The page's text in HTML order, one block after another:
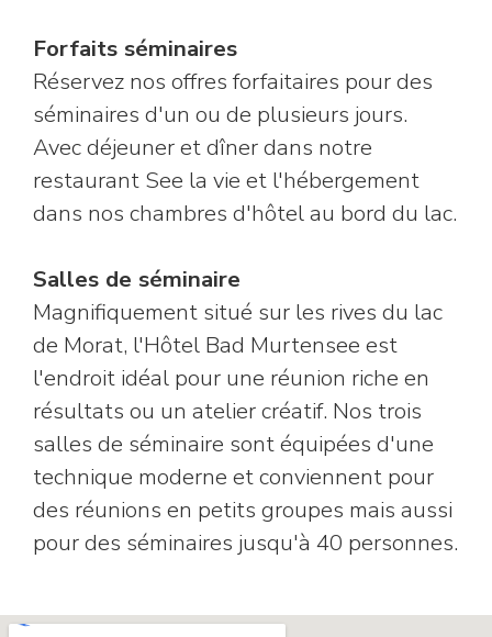
Forfaits séminaires
Réservez nos offres forfaitaires pour des
séminaires d'un ou de plusieurs jours.
Avec déjeuner et dîner dans notre
restaurant See la vie et l'hébergement
dans nos chambres d'hôtel au bord du lac.
Salles de séminaire
Magnifiquement situé sur les rives du lac
de Morat, l'Hôtel Bad Murtensee est
l'endroit idéal pour une réunion riche en
résultats ou un atelier créatif. Nos trois
salles de séminaire sont équipées d'une
technique moderne et conviennent pour
des réunions en petits groupes mais aussi
pour des séminaires jusqu'à 40 personnes.